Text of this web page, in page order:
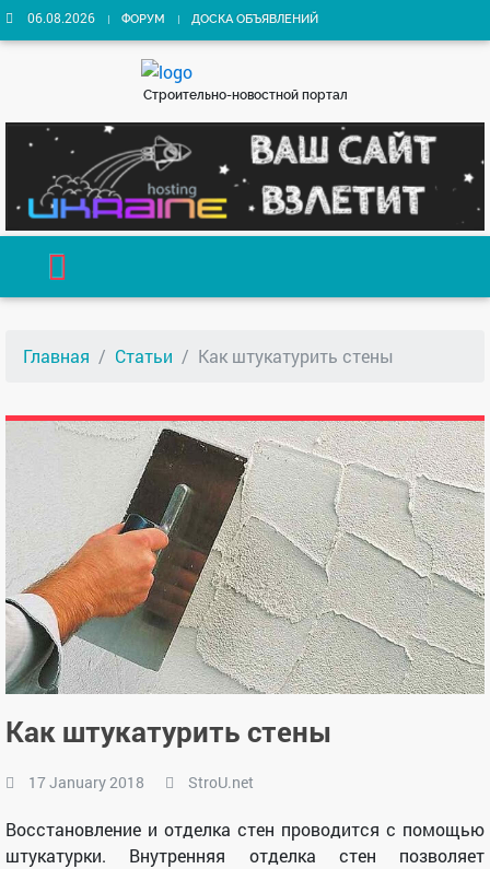
06.08.2026 ФОРУМ ДОСКА ОБЪЯВЛЕНИЙ
Строительно-новостной портал
Главная Статьи Как штукатурить стены
Как штукатурить стены
17 January 2018 StroU.net
Восстановление и отделка стен проводится с помощью
штукатурки. Внутренняя отделка стен позволяет